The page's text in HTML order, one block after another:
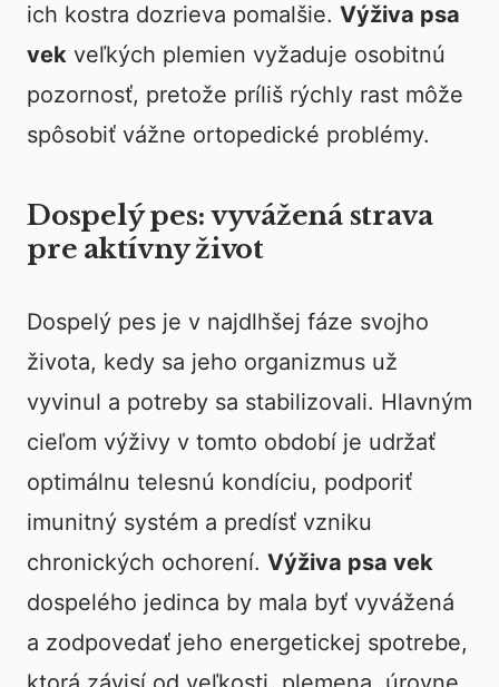
ich kostra dozrieva pomalšie. Výživa psa
vek veľkých plemien vyžaduje osobitnú
pozornosť, pretože príliš rýchly rast môže
spôsobiť vážne ortopedické problémy.
Dospelý pes: vyvážená strava
pre aktívny život
Dospelý pes je v najdlhšej fáze svojho
života, kedy sa jeho organizmus už
vyvinul a potreby sa stabilizovali. Hlavným
cieľom výživy v tomto období je udržať
optimálnu telesnú kondíciu, podporiť
imunitný systém a predísť vzniku
chronických ochorení. Výživa psa vek
dospelého jedinca by mala byť vyvážená
a zodpovedať jeho energetickej spotrebe,